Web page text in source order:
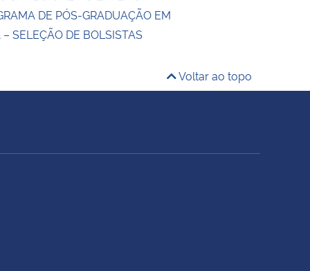
DE PÓS-GRADUAÇÃO EM
SELEÇÃO DE BOLSISTAS
Voltar ao topo